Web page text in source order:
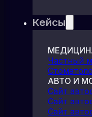
Кейсы
Частный
АВТО И
Сайт
Сайт
Сайт